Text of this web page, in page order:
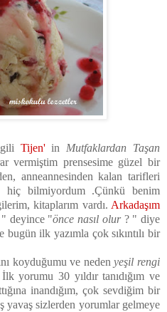
Tijen'in Mutfaklardan Taşan
vermiştim prensesime güzel bir
anneannesinden kalan tarifleri
hiç bilmiyordum .Çünkü benim
kitaplarım vardı. Arkadaşım
" deyince "önce nasıl olur? " diye
bugün ilk yazımla çok sıkıntılı bir
koyduğumu ve nedenyeşil rengi
İlk yorumu 30 yıldır tanıdığım ve
inandığım, çok sevdiğim bir
yavaş sizlerden yorumlar gelmeye